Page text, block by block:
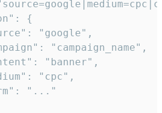
{
"google",
"campaign_name",
"banner",
"cpc",
"..."